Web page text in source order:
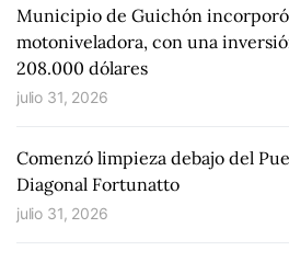
Municipio de Guichón incorporó
motoniveladora, con una
208.000 dólares
julio 31, 2026
Comenzó limpieza debajo del
Diagonal Fortunatto
julio 31, 2026